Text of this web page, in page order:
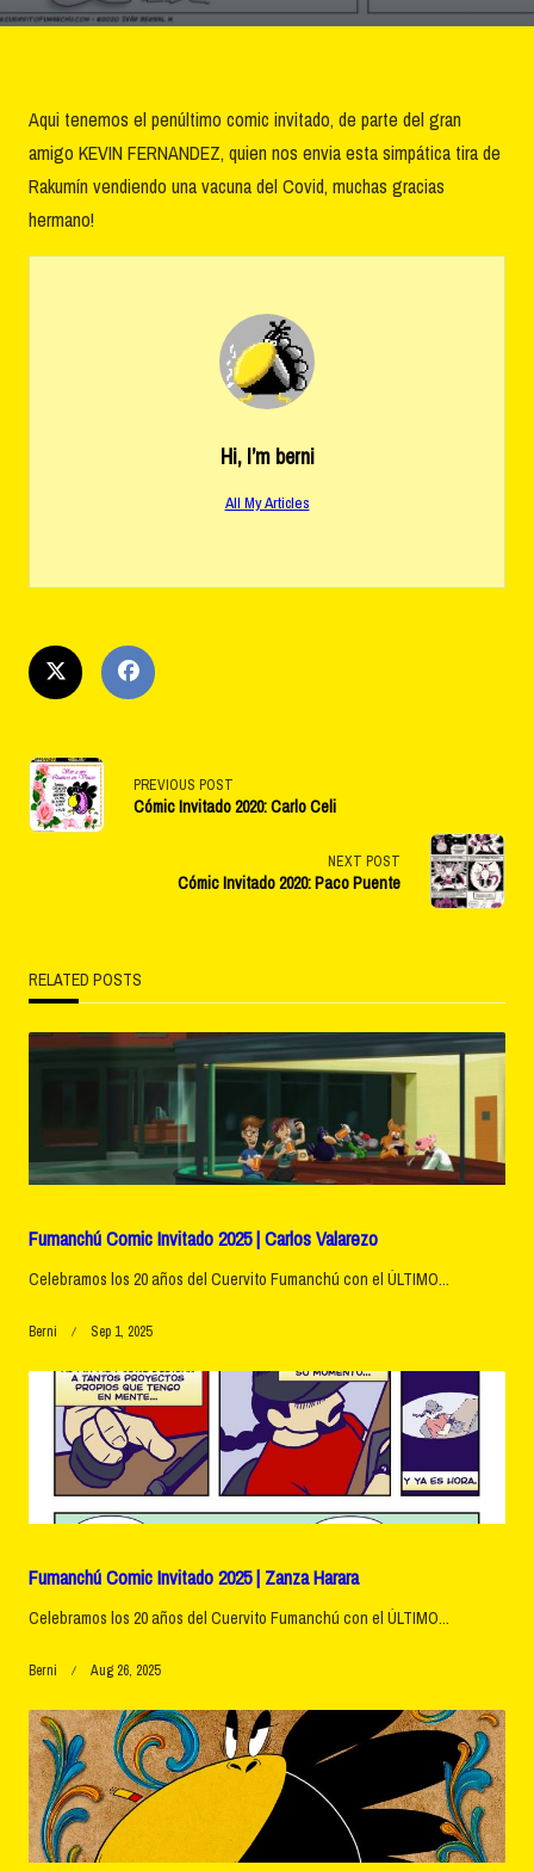
Aqui tenemos el penúltimo comic invitado, de parte del gran
amigo KEVIN FERNANDEZ, quien nos envia esta simpática tira de
Rakumín vendiendo una vacuna del Covid, muchas gracias
hermano!
Hi, I’m berni
All My Articles
<span
class="nav-
reader-
text">Page</span>
PREVIOUS POST
Cómic Invitado 2020: Carlo Celi
NEXT POST
Cómic Invitado 2020: Paco Puente
RELATED POSTS
Fumanchú Comic Invitado 2025 | Carlos Valarezo
Celebramos los 20 años del Cuervito Fumanchú con el ÚLTIMO...
Berni Sep 1, 2025
Fumanchú Comic Invitado 2025 | Zanza Harara
Celebramos los 20 años del Cuervito Fumanchú con el ÚLTIMO...
Berni Aug 26, 2025